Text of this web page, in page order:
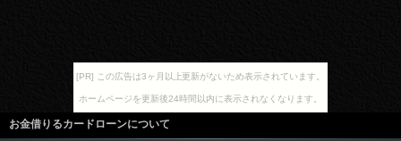
[PR] この広告は3ヶ月以上更新がないため表示されています。
ホームページを更新後24時間以内に表示されなくなります。
お金借りるカードローンについて